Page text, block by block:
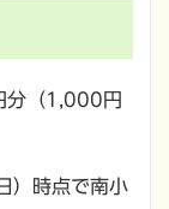
分（1,000円
）時点で南小